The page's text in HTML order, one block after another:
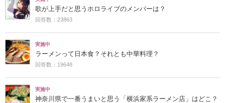
歌が上手だと思うホロライブのメンバーは？
回答数：23863
実施中
ラーメンって日本食？それとも中華料理？
回答数：19648
実施中
神奈川県で一番うまいと思う「横浜家系ラーメン店」はどこ？